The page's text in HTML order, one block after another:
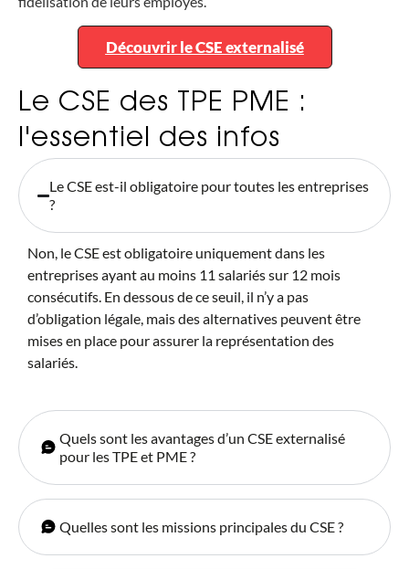
Découvrir le CSE externalisé
Le CSE des TPE PME :
l'essentiel des infos
Le CSE est-il obligatoire pour toutes les entreprises
?
Non, le CSE est obligatoire uniquement dans les
entreprises ayant au moins 11 salariés sur 12 mois
consécutifs. En dessous de ce seuil, il n’y a pas
d’obligation légale, mais des alternatives peuvent être
mises en place pour assurer la représentation des
salariés.
Quels sont les avantages d’un CSE externalisé
pour les TPE et PME ?
Quelles sont les missions principales du CSE ?